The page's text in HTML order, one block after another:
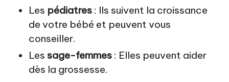
Les pédiatres : Ils suivent la croissance
de votre bébé et peuvent vous
conseiller.
Les sage-femmes : Elles peuvent aider
dès la grossesse.